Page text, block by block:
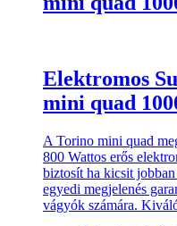
Elektromos
mini quad
A Torino mini quad
800 Wattos erős
biztosít ha kicsit
egyedi megjelenés
vágyók számára.